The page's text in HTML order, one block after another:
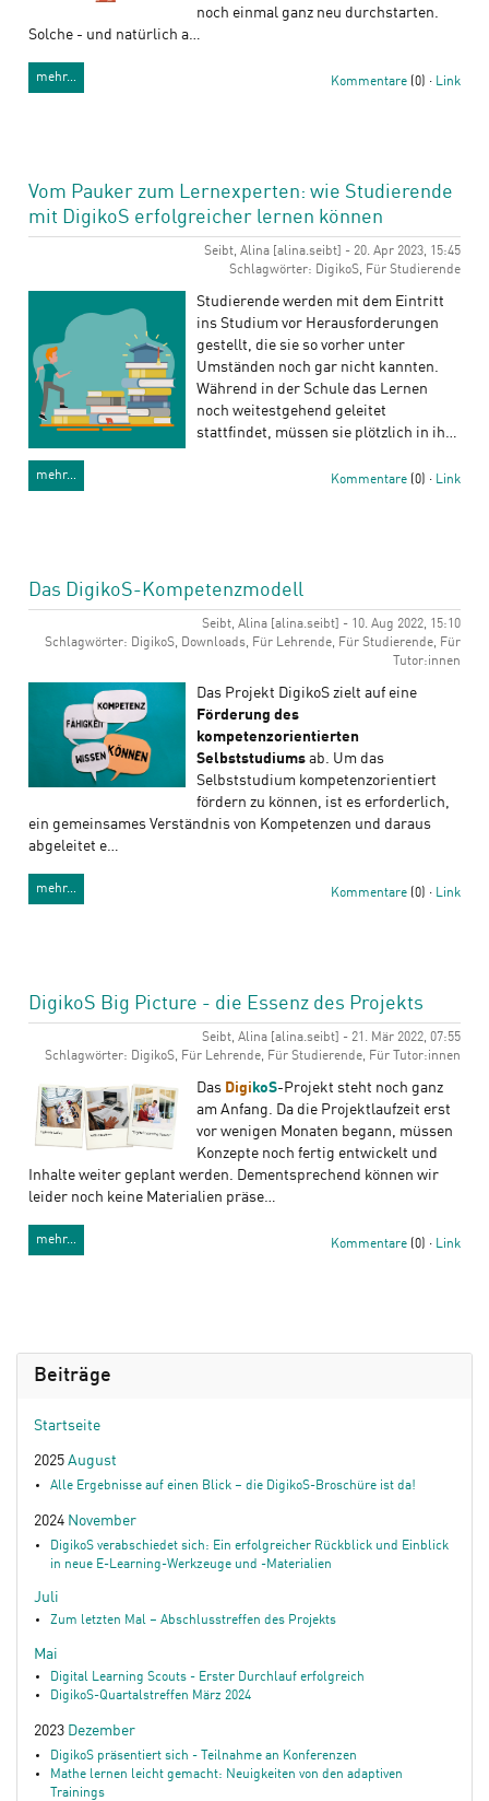
noch einmal ganz neu durchstarten.
Solche - und natürlich a…
mehr… Kommentare (0) · Link
Vom Pauker zum Lernexperten: wie Studierende
mit DigikoS erfolgreicher lernen können
Seibt, Alina [alina.seibt] - 20. Apr 2023, 15:45
Schlagwörter: DigikoS, Für Studierende
Studierende werden mit dem Eintritt
ins Studium vor Herausforderungen
gestellt, die sie so vorher unter
Umständen noch gar nicht kannten.
Während in der Schule das Lernen
noch weitestgehend geleitet
stattfindet, müssen sie plötzlich in ih…
mehr… Kommentare (0) · Link
Das DigikoS-Kompetenzmodell
Seibt, Alina [alina.seibt] - 10. Aug 2022, 15:10
Schlagwörter: DigikoS, Downloads, Für Lehrende, Für Studierende, Für
Tutor:innen
Das Projekt DigikoS zielt auf eine
Förderung des
kompetenzorientierten
Selbststudiums ab. Um das
Selbststudium kompetenzorientiert
fördern zu können, ist es erforderlich,
ein gemeinsames Verständnis von Kompetenzen und daraus
abgeleitet e…
mehr… Kommentare (0) · Link
DigikoS Big Picture - die Essenz des Projekts
Seibt, Alina [alina.seibt] - 21. Mär 2022, 07:55
Schlagwörter: DigikoS, Für Lehrende, Für Studierende, Für Tutor:innen
Das Digi koS-Projekt steht noch ganz
am Anfang. Da die Projektlaufzeit erst
vor wenigen Monaten begann, müssen
Konzepte noch fertig entwickelt und
Inhalte weiter geplant werden. Dementsprechend können wir
leider noch keine Materialien präse…
mehr… Kommentare (0) · Link
Beiträge
Startseite
2025 August
Alle Ergebnisse auf einen Blick – die DigikoS-Broschüre ist da!
2024 November
DigikoS verabschiedet sich: Ein erfolgreicher Rückblick und Einblick
in neue E-Learning-Werkzeuge und -Materialien
Juli
Zum letzten Mal – Abschlusstreffen des Projekts
Mai
Digital Learning Scouts - Erster Durchlauf erfolgreich
DigikoS-Quartalstreffen März 2024
2023 Dezember
DigikoS präsentiert sich - Teilnahme an Konferenzen
Mathe lernen leicht gemacht: Neuigkeiten von den adaptiven
Trainings